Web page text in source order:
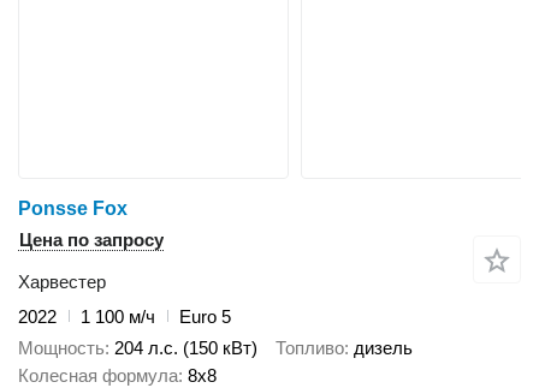
Ponsse Fox
Цена по запросу
Харвестер
2022
1 100 м/ч
Euro 5
Мощность 204 л.с. (150 кВт) Топливо дизель
Колесная формула 8x8